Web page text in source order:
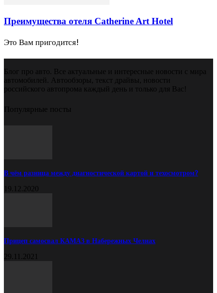
Преимущества отеля Catherine Art Hotel
Это Вам пригодится!
Блог про авто. Все актуальные и интересные новости с мира
автомобилей. Автообзоры, текст драйвы, новости
российского автопрома каждый день и только для Вас!
Популярные посты
В чём разница между диагностической картой и техосмотром?
19.12.2020
Прицеп самосвал КАМАЗ в Набережных Челнах
29.11.2021